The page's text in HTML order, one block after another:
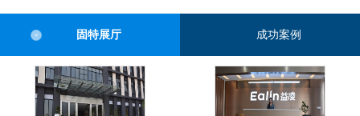
固特展厅 成功案例